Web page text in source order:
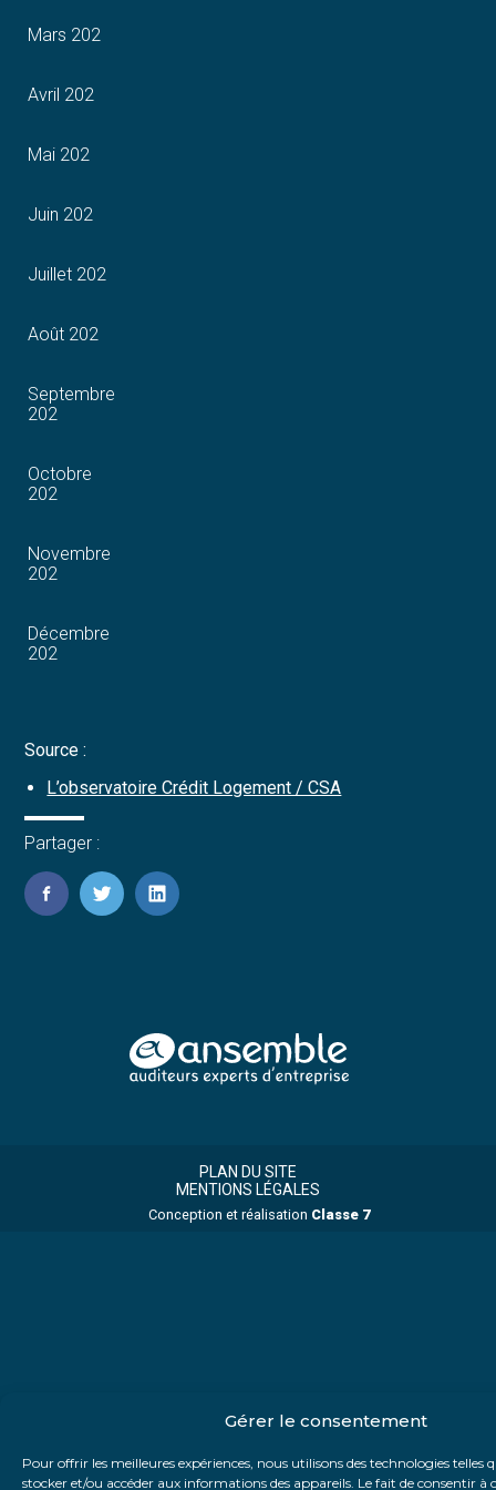
Gérer le consentement
Pour offrir les meilleures expériences, nous utilisons des technologies telles
stocker et/ou accéder aux informations des appareils. Le fait de consentir à
Mars 202
Avril 202
Mai 202
Juin 202
Juillet 202
Août 202
Septembre
202
Octobre
202
Novembre
202
Décembre
202
Source :
L’observatoire Crédit Logement / CSA
Partager :
FaceBook
TwitterLinkedIn
Principale
PLAN DU SITE
MENTIONS LÉGALES
Conception et réalisation Classe 7